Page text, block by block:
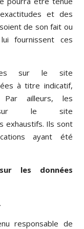
et des
de son fait ou
fournissent ces
sur le site
à titre indicatif,
Par ailleurs, les
sur le site
exhaustifs. Ils sont
ayant été
les données
responsable de